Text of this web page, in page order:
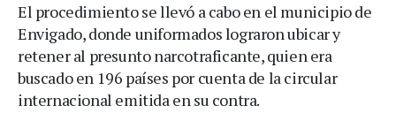
El procedimiento se llevó a cabo en el municipio de
Envigado, donde uniformados lograron ubicar y
retener al presunto narcotraficante, quien era
buscado en 196 países por cuenta de la circular
internacional emitida en su contra.